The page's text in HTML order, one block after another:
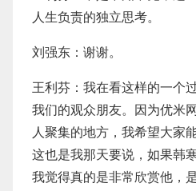
人生负责的独立思考。
刘强东：谢谢。
王利芬：我在看这样的一个
我们的观众朋友。因为优米
人聚集的地方，我希望大家
这也是我那天要说，如果韩
我觉得真的是非常欣赏他，